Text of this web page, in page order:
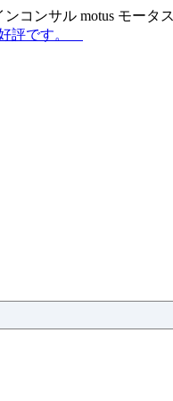
コンサル motus モー